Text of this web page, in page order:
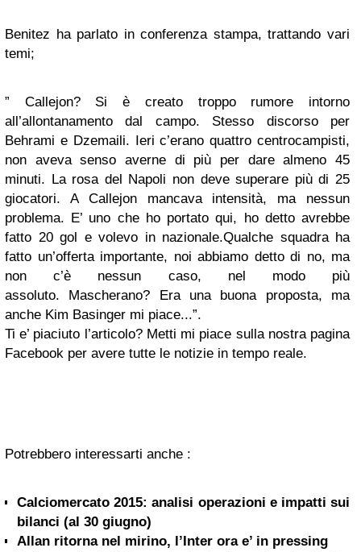
Benitez ha parlato in conferenza stampa, trattando vari
temi;
” Callejon? Si è creato troppo rumore intorno
all’allontanamento dal campo. Stesso discorso per
Behrami e Dzemaili. Ieri c’erano quattro centrocampisti,
non aveva senso averne di più per dare almeno 45
minuti. La rosa del Napoli non deve superare più di 25
giocatori. A Callejon mancava intensità, ma nessun
problema. E’ uno che ho portato qui, ho detto avrebbe
fatto 20 gol e volevo in nazionale.Qualche squadra ha
fatto un’offerta importante, noi abbiamo detto di no, ma
non c’è nessun caso, nel modo più
assoluto. Mascherano? Era una buona proposta, ma
anche Kim Basinger mi piace...”.
Ti e’ piaciuto l’articolo? Metti mi piace sulla nostra pagina
Facebook per avere tutte le notizie in tempo reale.
Potrebbero interessarti anche :
Calciomercato 2015: analisi operazioni e impatti sui
bilanci (al 30 giugno)
Allan ritorna nel mirino, l’Inter ora e’ in pressing